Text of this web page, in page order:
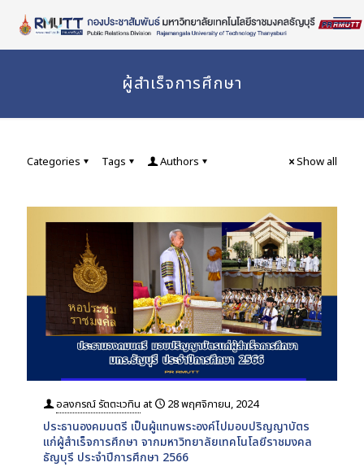
Content
ผู้สำเร็จการศึกษา
Categories Tags Authors Show all
อลงกรณ์ รัตตะเวทิน at 28 พฤศจิกายน, 2024
ประธานองคมนตรี เป็นผู้แทนพระองค์ไปมอบปริญญาบัตร
แก่ผู้สำเร็จการศึกษา จากมหาวิทยาลัยเทคโนโลยีราชมงคล
ธัญบุรี ประจำปีการศึกษา 2566